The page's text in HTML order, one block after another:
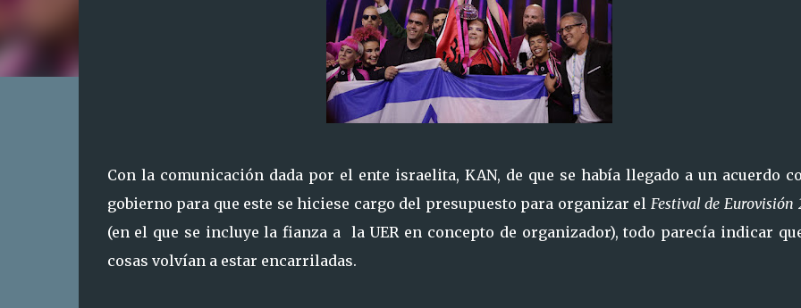
Con la comunicación dada por el ente israelita, KAN, de que se había llegado a un acuerdo
gobierno para que este se hiciese cargo del presupuesto para organizar el Festival de Eurovisión
(en el que se incluye la fianza a la UER en concepto de organizador), todo parecía indicar
cosas volvían a estar encarriladas.